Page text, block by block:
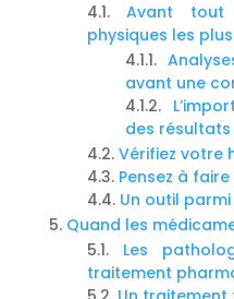
Avant tout
physiques les
avant une
des résultats
Vérifiez votre
Pensez à
Un outil parmi
Quand les
Les
traitement